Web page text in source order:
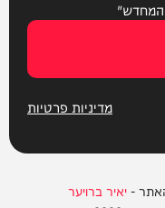
מדיניות פרטיות
-יאיר ברויער